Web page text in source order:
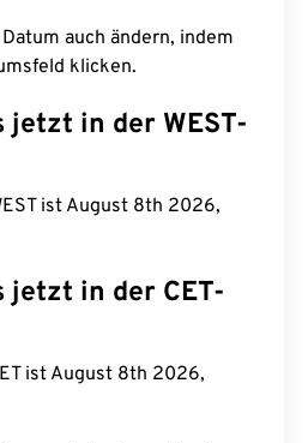
auch ändern, indem
klicken.
jetzt in der WEST-
ist August 8th 2026,
jetzt in der CET-
ist August 8th 2026,